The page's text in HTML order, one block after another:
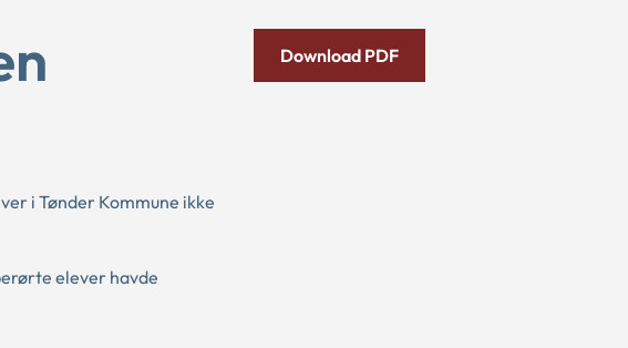
i Tønder Kommune ikke
elever havde
Download PDF